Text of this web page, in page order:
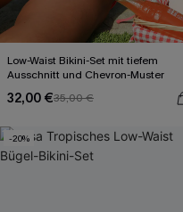
Low-Waist Bikini-Set mit tiefem
Ausschnitt und Chevron-Muster
32,00 €35,00 €
-20%